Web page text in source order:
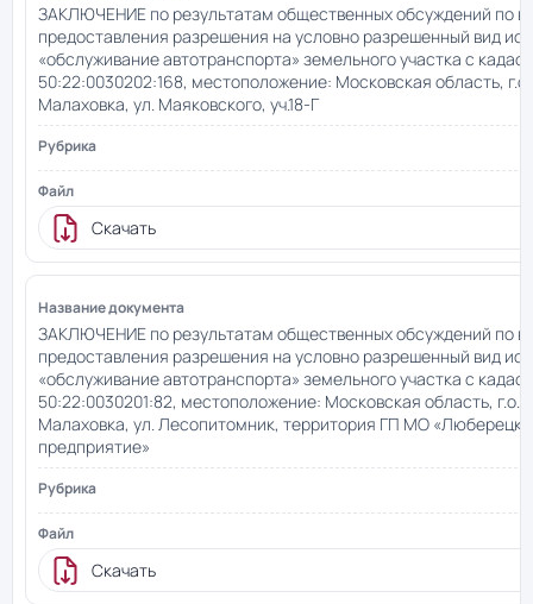
ЗАКЛЮЧЕНИЕ по результатам общественных обсуждений по
предоставления разрешения на условно разрешенный вид
«обслуживание автотранспорта» земельного участка с
50:22:0030202:168, местоположение: Московская область,
Малаховка, ул. Маяковского, уч.18-Г
Скачать
ЗАКЛЮЧЕНИЕ по результатам общественных обсуждений по
предоставления разрешения на условно разрешенный вид
«обслуживание автотранспорта» земельного участка с
50:22:0030201:82, местоположение: Московская область, г.о.
Малаховка, ул. Лесопитомник, территория ГП МО
предприятие»
Скачать